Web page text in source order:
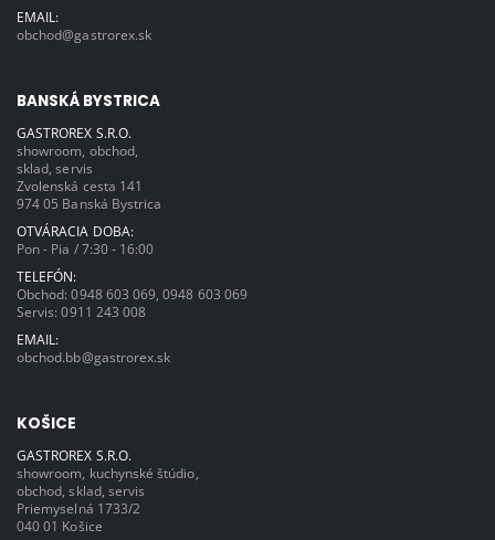
EMAIL:
obchod@gastrorex.sk
BANSKÁ BYSTRICA
GASTROREX S.R.O.
showroom, obchod,
sklad, servis
Zvolenská cesta 141
974 05 Banská Bystrica
OTVÁRACIA DOBA:
Pon - Pia / 7:30 - 16:00
TELEFÓN:
Obchod:0948 603 069 ,0948 603 069
Servis:0911 243 008
EMAIL:
obchod.bb@gastrorex.sk
KOŠICE
GASTROREX S.R.O.
showroom, kuchynské štúdio,
obchod, sklad, servis
Priemyselná 1733/2
040 01 Košice